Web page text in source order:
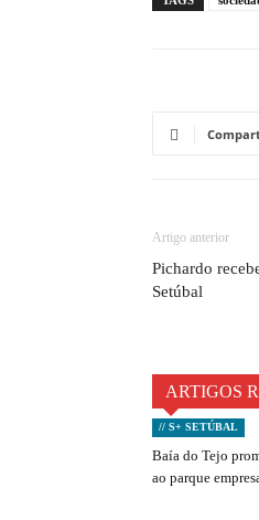
Artigo anterior
Pichardo
Setúbal
ARTIGOS
// S+ SETÚBAL
Baía do Tejo
ao parque